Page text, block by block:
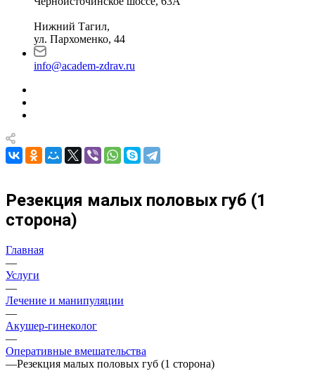
Нижний Тагил,
ул. Пархоменко, 44
info@academ-zdrav.ru
Резекция малых половых губ (1
сторона)
Главная
—
Услуги
—
Лечение и манипуляции
—
Акушер-гинеколог
—
Оперативные вмешательства
—Резекция малых половых губ (1 сторона)